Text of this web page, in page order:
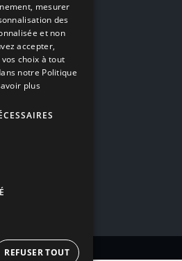
4
en cash
droits réservés.
ENGLISH
mesurer
des
et non
accepter,
choix à tout
notre Politique
plus
REFUSER TOUT